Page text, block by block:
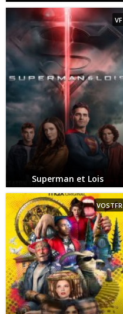
VF
Superman et Lois
VOSTFR